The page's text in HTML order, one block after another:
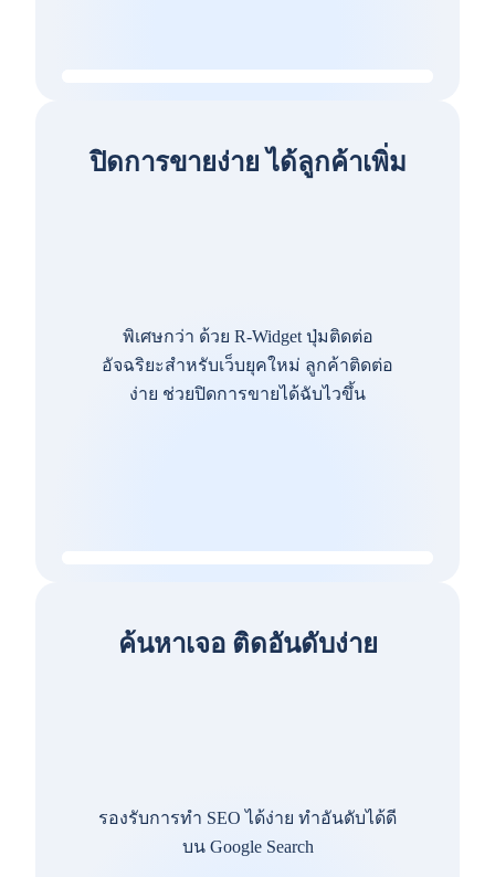
ปิดการขายง่าย ได้ลูกค้าเพิ่ม
พิเศษกว่า ด้วย R-Widget ปุ่มติดต่อ
อัจฉริยะสำหรับเว็บยุคใหม่ ลูกค้าติดต่อ
ง่าย ช่วยปิดการขายได้ฉับไวขึ้น
ค้นหาเจอ ติดอันดับง่าย
รองรับการทำ SEO ได้ง่าย ทำอันดับได้ดี
บน Google Search